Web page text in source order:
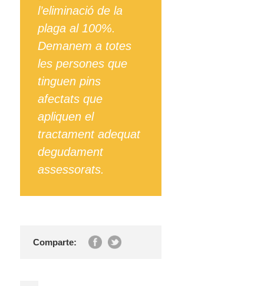
l’eliminació de la
plaga al 100%.
Demanem a totes
les persones que
tinguen pins
afectats que
apliquen el
tractament adequat
degudament
assessorats.
Comparte: